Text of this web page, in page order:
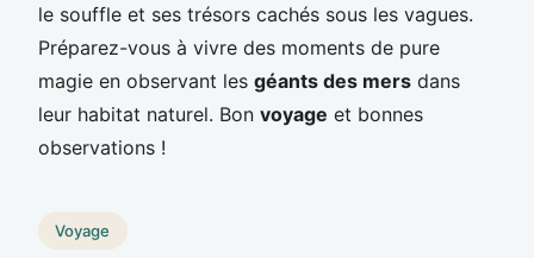
le souffle et ses trésors cachés sous les vagues.
Préparez-vous à vivre des moments de pure
magie en observant les géants des mers dans
leur habitat naturel. Bon voyage et bonnes
observations !
Voyage